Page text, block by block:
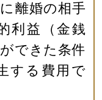
離婚の相手
利益（金銭
できた条件
する費用で